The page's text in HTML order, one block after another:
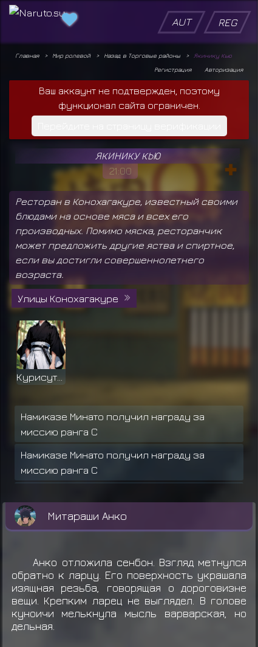
AUT REG
Главная Мир ролевой Назад в Торговые районы
Якинику Кью
Авторизация
Регистрация
Ваш аккаунт не подтвержден, поэтому
функционал сайта ограничен.
ЯКИНИКУ КЬЮ
21:00
Ресторан в Конохагакуре, известный своими
блюдами на основе мяса и всех его
производных. Помимо мяска, ресторанчик
может предложить другие яства и спиртное,
если вы достигли совершеннолетнего
возраста.
Улицы Конохагакуре
Курисуто Сар
Намиказе Минато получил награду за
миссию ранга C
Намиказе Минато получил награду за
миссию ранга C
миссию ранга C
Митараши Анко получил награду за миссию
Учиха Сарада получил награду за миссию
ранга D
Учиха Сарада смог(ла) шанс5
Учиха Сарада смог(ла) шанс4
Митараши Анко
Анко отложила сенбон. Взгляд метнулся
обратно к ларцу. Его поверхность украшала
изящная резьба, говорящая о дороговизне
вещи. Крепким ларец не выглядел. В голове
куноичи мелькнула мысль варварская, но
дельная.